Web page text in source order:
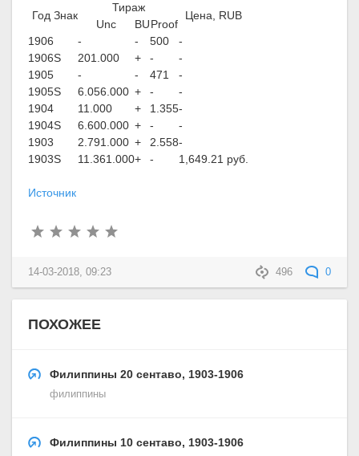
Год Знак
Тираж
Цена, RUB
Unc BUProof
1906
- - 500
-
1906S 201.000 + -
-
1905
- - 471
-
1905S 6.056.000 + -
-
1904
11.000 + 1.355-
1904S 6.600.000 + -
-
1903
2.791.000 + 2.558-
1903S 11.361.000+ - 1,649.21 руб.
Источник
496 0
14-03-2018, 09:23
ПОХОЖЕЕ
Филиппины 20 сентаво, 1903-1906
филиппины
Филиппины 10 сентаво, 1903-1906